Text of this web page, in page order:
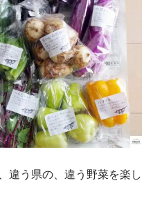
違う県の、違う野菜を楽し